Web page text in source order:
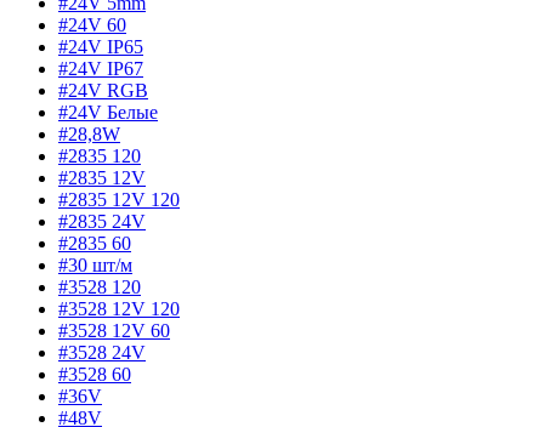
#24V 60
#24V IP65
#24V IP67
#24V RGB
#24V Белые
#28,8W
#2835 120
#2835 12V
#2835 12V 120
#2835 24V
#2835 60
#30 шт/м
#3528 120
#3528 12V 120
#3528 12V 60
#3528 24V
#3528 60
#36V
#48V